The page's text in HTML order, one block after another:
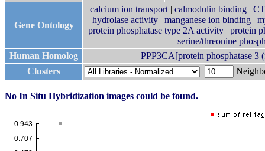
Gene Ontology
calcium ion transport| calmodulin binding|
hydrolase activity | manganese ion binding |
protein phosphatase type 2A activity| protein
serine/threonine
Human Homolog
PPP3CA[protein phosphatase
Clusters
No In Situ Hybridization images could be found.